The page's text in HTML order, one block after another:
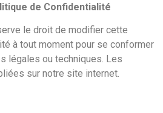
de Confidentialité
le droit de modifier cette
à tout moment pour se conformer
légales ou techniques. Les
sur notre site internet.